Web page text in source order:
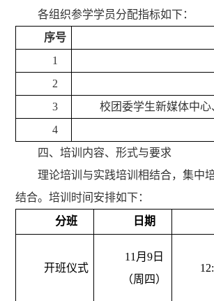
各组织参学学员分配指标如下：
序号
1
2
3
校团委学生新媒体中
4
四、培训内容、形式与要求
理论培训与实践培训相结合，集中
结合。培训时间安排如下：
分班
日期
开班仪式
11月9日
（周四）